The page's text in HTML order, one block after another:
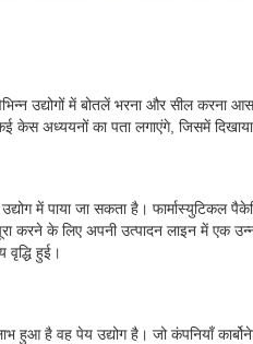
उद्योगों में बोतलें भरना और सील
अध्ययनों का पता लगाएंगे, जिसमें दिखाया
उद्योग में पाया जा सकता है।
करने के लिए अपनी उत्पादन लाइन में
हुई।
हुआ है वह पेय उद्योग है। जो कंपनियाँ